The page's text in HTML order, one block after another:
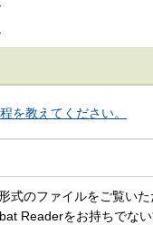
を教えてください。
式のファイルをご覧い
Readerをお持ちでな